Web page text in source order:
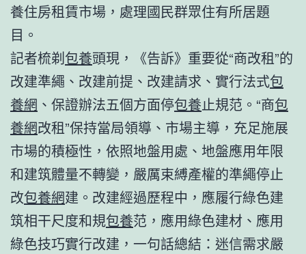
養住房租賃市場，處理國民群眾住有所居題
目。
記者梳剃包養頭現，《告訴》重要從“商改租”的
改建準繩、改建前提、改建請求、實行法式包
養網 、保證辦法五個方面停包養止規范。“商包
養網改租”保持當局領導、市場主導，充足施展
市場的積極性，依照地盤用處、地盤應用年限
和建筑體量不轉變，嚴厲束縛產權的準繩停止
改包養網建。改建經過歷程中，應履行綠色建
筑相干尺度和規包養范，應用綠色建材、應用
綠色技巧實行改建，一句話總結：迷信需求嚴